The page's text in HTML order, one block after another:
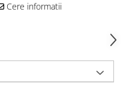
Cere informatii